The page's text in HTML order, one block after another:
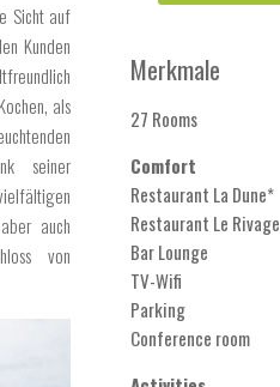
Sicht auf
Kunden
als
seiner
auch
von
Merkmale
27 Rooms
Comfort
Restaurant La Dune*
Restaurant Le Rivage
Bar Lounge
TV-Wifi
Parking
Conference room